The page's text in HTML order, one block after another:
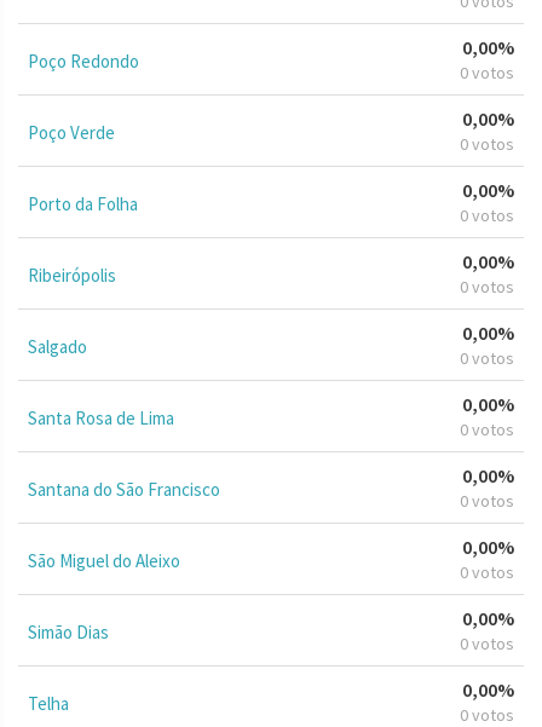
Poço Redondo
0,00%
0 votos
Poço Verde
0,00%
0 votos
Porto da Folha
0,00%
0 votos
Ribeirópolis
0,00%
0 votos
Salgado
0,00%
0 votos
Santa Rosa de Lima
0,00%
0 votos
Santana do São Francisco
0,00%
0 votos
São Miguel do Aleixo
0,00%
0 votos
Simão Dias
0,00%
0 votos
Telha
0,00%
0 votos